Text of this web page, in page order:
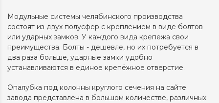
Модульные системы челябинского производства
состоят из двух полусфер с креплением в виде болтов
или ударных замков. У каждого вида крепежа свои
преимущества. Болты - дешевле, но их потребуется в
два раза больше, ударные замки удобно
устанавливаются в единое крепёжное отверстие.
Опалубка под колонны круглого сечения на сайте
завода представлена в большом количестве, различных